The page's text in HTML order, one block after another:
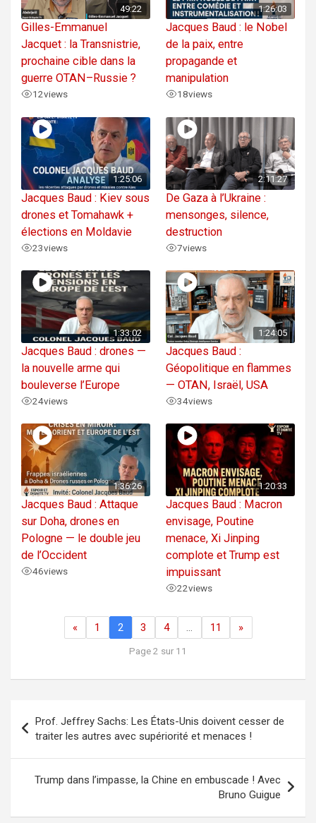
49:22
Gilles-Emmanuel
Jacquet : la Transnistrie,
prochaine cible dans la
guerre OTAN–Russie ?
12views
1:26:03
Jacques Baud : le Nobel
de la paix, entre
propagande et
manipulation
18views
1:25:06
Jacques Baud : Kiev sous
drones et Tomahawk +
élections en Moldavie
23views
2:11:27
De Gaza à l’Ukraine :
mensonges, silence,
destruction
7views
1:33:02
Jacques Baud : drones —
la nouvelle arme qui
bouleverse l’Europe
24views
1:24:05
Jacques Baud :
Géopolitique en flammes
— OTAN, Israël, USA
34views
1:36:26
Jacques Baud : Attaque
sur Doha, drones en
Pologne — le double jeu
de l’Occident
46views
1:20:33
Jacques Baud : Macron
envisage, Poutine
menace, Xi Jinping
complote et Trump est
impuissant
22views
« 1 2 3 4 … 11 »
Page 2 sur 11
de
l’article
Prof. Jeffrey Sachs: Les États-Unis doivent cesser de
traiter les autres avec supériorité et menaces !
Trump dans l’impasse, la Chine en embuscade ! Avec
Bruno Guigue